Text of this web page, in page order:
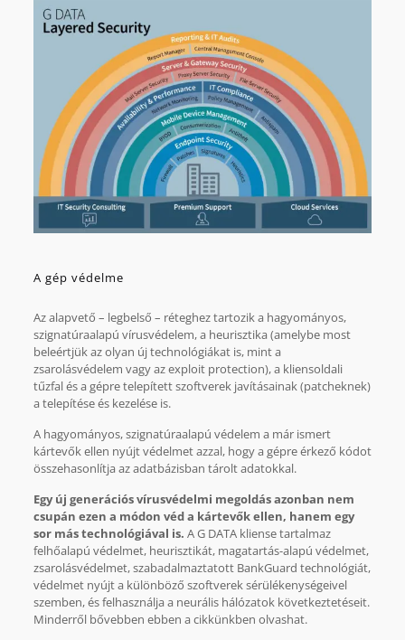
A gép védelme
Az alapvető – legbelső – réteghez tartozik a hagyományos,
szignatúraalapú vírusvédelem, a heurisztika (amelybe most
beleértjük az olyan új technológiákat is, mint a
zsarolásvédelem vagy az exploit protection), a kliensoldali
tűzfal és a gépre telepített szoftverek javításainak (patcheknek)
a telepítése és kezelése is.
A hagyományos, szignatúraalapú védelem a már ismert
kártevők ellen nyújt védelmet azzal, hogy a gépre érkező kódot
összehasonlítja az adatbázisban tárolt adatokkal.
Egy új generációs vírusvédelmi megoldás azonban nem
csupán ezen a módon véd a kártevők ellen, hanem egy
sor más technológiával is. A G DATA kliense tartalmaz
felhőalapú védelmet, heurisztikát, magatartás-alapú védelmet,
zsarolásvédelmet, szabadalmaztatott BankGuard technológiát,
védelmet nyújt a különböző szoftverek sérülékenységeivel
szemben, és felhasználja a neurális hálózatok következtetéseit.
Minderről bővebben ebben a cikkünkben olvashat.